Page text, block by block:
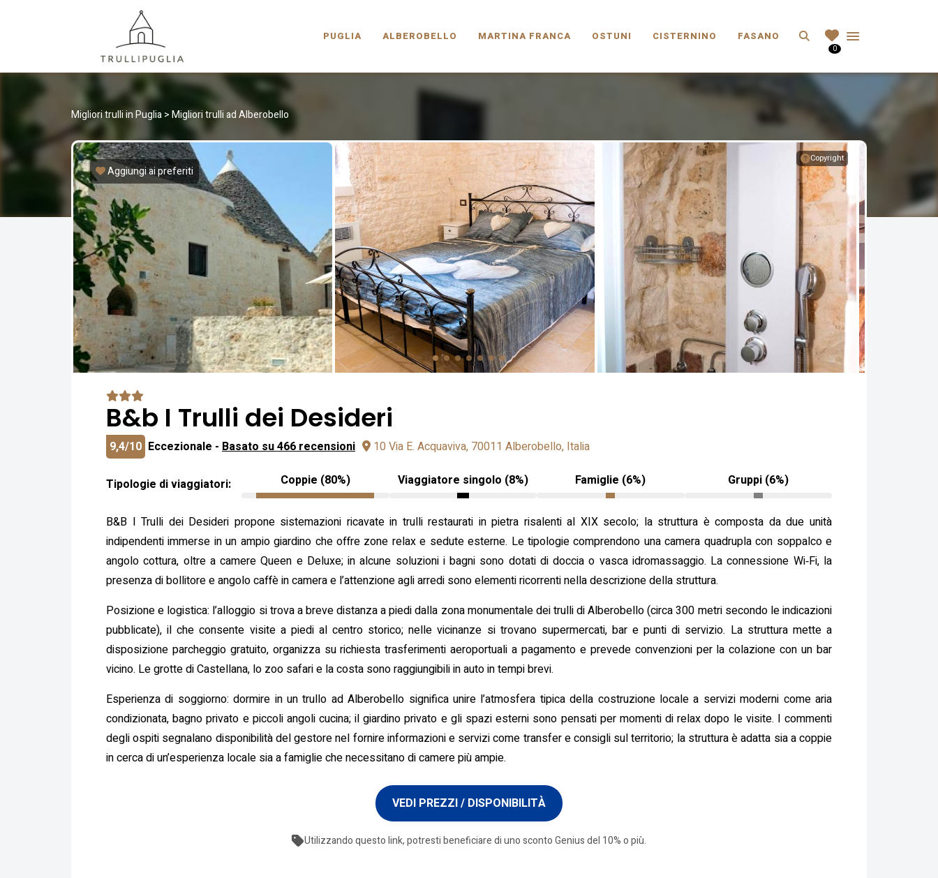
PUGLIA ALBEROBELLO MARTINA FRANCA OSTUNI CISTERNINO FASANO Search
0
Migliori trulli in Puglia>Migliori trulli ad Alberobello
Copyright
Aggiungi ai preferiti
B&b I Trulli dei Desideri
9,4/10 Eccezionale - Basato su 466 recensioni 10 Via E. Acquaviva, 70011 Alberobello, Italia
Tipologie di viaggiatori: Coppie (80%) Viaggiatore singolo (8%) Famiglie (6%) Gruppi (6%)
B&B I Trulli dei Desideri propone sistemazioni ricavate in trulli restaurati in pietra risalenti al XIX secolo; la struttura è composta da due unità
indipendenti immerse in un ampio giardino che offre zone relax e sedute esterne. Le tipologie comprendono una camera quadrupla con soppalco e
angolo cottura, oltre a camere Queen e Deluxe; in alcune soluzioni i bagni sono dotati di doccia o vasca idromassaggio. La connessione Wi‑Fi, la
presenza di bollitore e angolo caffè in camera e l’attenzione agli arredi sono elementi ricorrenti nella descrizione della struttura.
Posizione e logistica: l’alloggio si trova a breve distanza a piedi dalla zona monumentale dei trulli di Alberobello (circa 300 metri secondo le indicazioni
pubblicate), il che consente visite a piedi al centro storico; nelle vicinanze si trovano supermercati, bar e punti di servizio. La struttura mette a
disposizione parcheggio gratuito, organizza su richiesta trasferimenti aeroportuali a pagamento e prevede convenzioni per la colazione con un bar
vicino. Le grotte di Castellana, lo zoo safari e la costa sono raggiungibili in auto in tempi brevi.
Esperienza di soggiorno: dormire in un trullo ad Alberobello significa unire l’atmosfera tipica della costruzione locale a servizi moderni come aria
condizionata, bagno privato e piccoli angoli cucina; il giardino privato e gli spazi esterni sono pensati per momenti di relax dopo le visite. I commenti
degli ospiti segnalano disponibilità del gestore nel fornire informazioni e servizi come transfer e consigli sul territorio; la struttura è adatta sia a coppie
in cerca di un’esperienza locale sia a famiglie che necessitano di camere più ampie.
VEDI PREZZI / DISPONIBILITÀ
Utilizzando questo link, potresti beneficiare di uno sconto Genius del 10% o più.